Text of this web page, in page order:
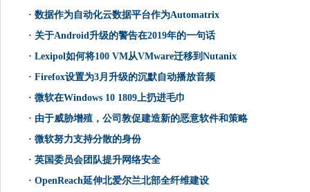
· 数据作为自动化云数据平台作为Automatrix
· 关于Android升级的警告在2019年的一句话
· Lexipol如何将100 VM从VMware迁移到Nutanix
· Firefox设置为3月升级的沉默自动播放音频
· 微软在Windows 10 1809上扔进毛巾
· 由于威胁增殖，公司敦促建造新的恶意软件和策略
· 微软努力支持分散的身份
· 英国委员会团队提升网络安全
· OpenReach延伸北爱尔兰北部全纤维建设